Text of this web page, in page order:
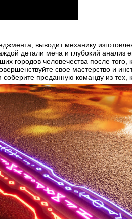
выводит механику
детали меча и глубокий анализ
городов человечества после того,
свое мастерство и
преданную команду из тех,